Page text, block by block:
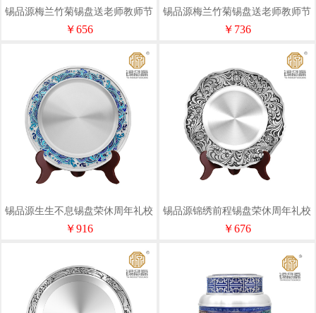
锡品源梅兰竹菊锡盘送老师教师节
荣休周年校庆商务奖杯荣誉可定制
￥656
锡品源梅兰竹菊锡盘送老师教师节
荣休周年校庆商务奖杯荣誉可定制
￥736
锡品源生生不息锡盘荣休周年礼校
庆商务奖杯摆件功勋荣誉支持定制
￥916
锡品源锦绣前程锡盘荣休周年礼校
庆商务奖杯摆件功勋荣誉支持定制
￥676